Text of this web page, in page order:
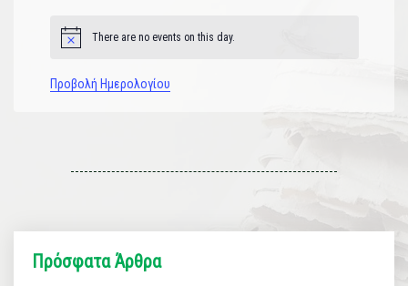
Notice There are no events on this day.
Προβολή Ημερολογίου
Πρόσφατα Άρθρα